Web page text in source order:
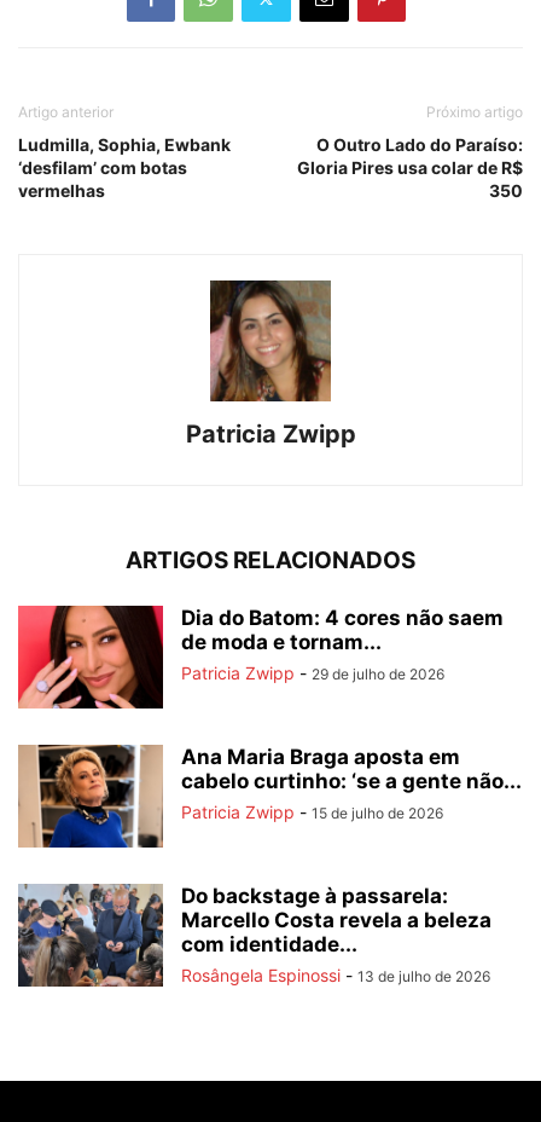
Artigo anterior
Ludmilla, Sophia, Ewbank
‘desfilam’ com botas
vermelhas
Próximo artigo
O Outro Lado do Paraíso:
Gloria Pires usa colar de R$
350
Patricia Zwipp
ARTIGOS RELACIONADOS
Dia do Batom: 4 cores não saem
de moda e tornam...
Patricia Zwipp - 29 de julho de 2026
Ana Maria Braga aposta em
cabelo curtinho: ‘se a gente não...
Patricia Zwipp - 15 de julho de 2026
Do backstage à passarela:
Marcello Costa revela a beleza
com identidade...
Rosângela Espinossi - 13 de julho de 2026